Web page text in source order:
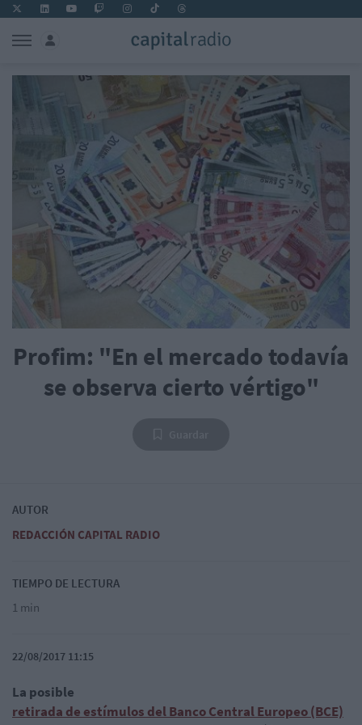
Profim: "En el mercado todavía
se observa cierto vértigo"
AUTOR
REDACCIÓN CAPITAL RADIO
TIEMPO DE LECTURA
1 min
22/08/2017 11:15
La posible
retirada de estímulos del Banco Central Europeo (BCE)